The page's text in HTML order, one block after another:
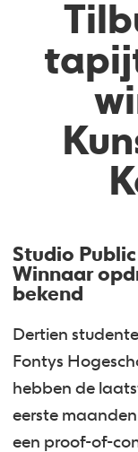
Studio
Winnaar
bekend
Dertien
Fontys
hebben de
eerste
een proof-of-